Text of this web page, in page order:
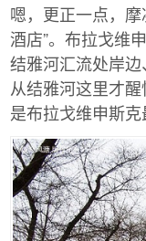
嗯，更正一点，摩
酒店”。布拉戈维
结雅河汇流处岸
从结雅河这里才
是布拉戈维申斯克